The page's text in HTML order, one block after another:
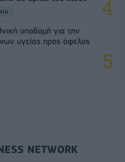
υποδομή για την
υγείας προς όφελος
NETWORK